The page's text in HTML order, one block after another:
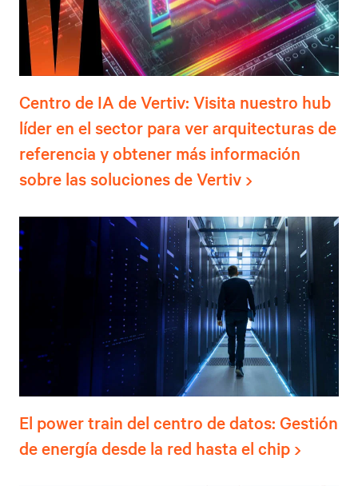
Centro de IA de Vertiv: Visita nuestro hub
líder en el sector para ver arquitecturas de
referencia y obtener más información
sobre las soluciones de Vertiv
El power train del centro de datos: Gestión
de energía desde la red hasta el chip